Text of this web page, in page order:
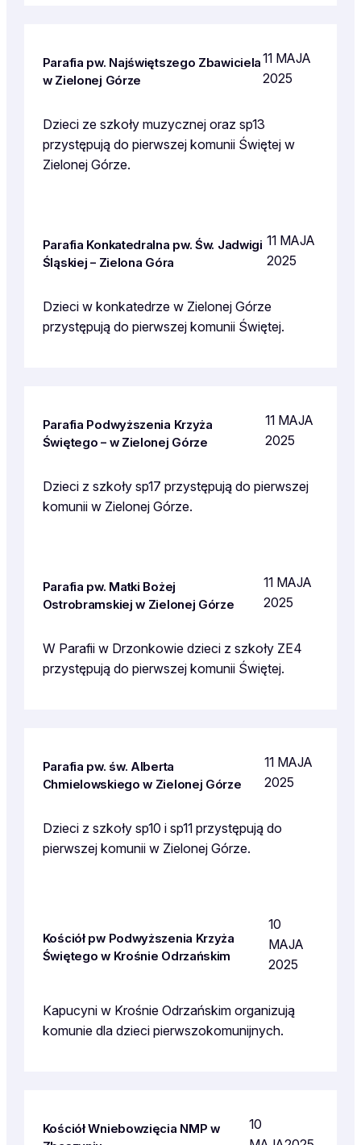
Parafia pw. Najświętszego Zbawiciela
w Zielonej Górze
11 MAJA
2025
Dzieci ze szkoły muzycznej oraz sp13
przystępują do pierwszej komunii Świętej w
Zielonej Górze.
Parafia Konkatedralna pw. Św. Jadwigi
Śląskiej – Zielona Góra
11 MAJA
2025
Dzieci w konkatedrze w Zielonej Górze
przystępują do pierwszej komunii Świętej.
Parafia Podwyższenia Krzyża
Świętego – w Zielonej Górze
11 MAJA
2025
Dzieci z szkoły sp17 przystępują do pierwszej
komunii w Zielonej Górze.
Parafia pw. Matki Bożej
Ostrobramskiej w Zielonej Górze
11 MAJA
2025
W Parafii w Drzonkowie dzieci z szkoły ZE4
przystępują do pierwszej komunii Świętej.
Parafia pw. św. Alberta
Chmielowskiego w Zielonej Górze
11 MAJA
2025
Dzieci z szkoły sp10 i sp11 przystępują do
pierwszej komunii w Zielonej Górze.
Kościół pw Podwyższenia Krzyża
Świętego w Krośnie Odrzańskim
10
MAJA
2025
Kapucyni w Krośnie Odrzańskim organizują
komunie dla dzieci pierwszokomunijnych.
Kościół Wniebowzięcia NMP w
10